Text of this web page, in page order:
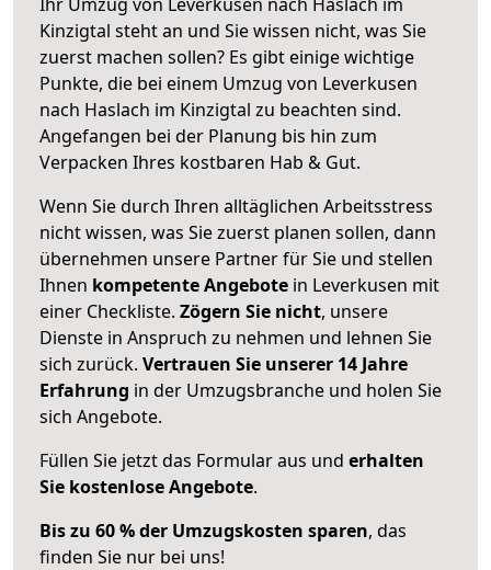
Kinzigtal steht an und Sie wissen nicht, was Sie
zuerst machen sollen? Es gibt einige wichtige
Punkte, die bei einem Umzug von Leverkusen
nach Haslach im Kinzigtal zu beachten sind.
Angefangen bei der Planung bis hin zum
Verpacken Ihres kostbaren Hab & Gut.
Wenn Sie durch Ihren alltäglichen Arbeitsstress
nicht wissen, was Sie zuerst planen sollen, dann
übernehmen unsere Partner für Sie und stellen
Ihnen kompetente Angebote in Leverkusen mit
einer Checkliste. Zögern Sie nicht, unsere
Dienste in Anspruch zu nehmen und lehnen Sie
sich zurück. Vertrauen Sie unserer 14 Jahre
Erfahrung in der Umzugsbranche und holen Sie
sich Angebote.
Füllen Sie jetzt das Formular aus und erhalten
Sie kostenlose Angebote.
Bis zu 60 % der Umzugskosten sparen, das
finden Sie nur bei uns!